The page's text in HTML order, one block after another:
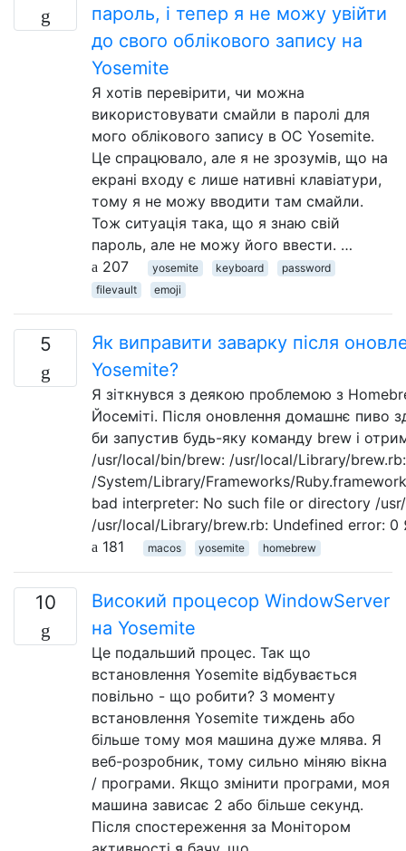
пароль, і тепер я не можу увійти
до свого облікового запису на
Yosemite
Я хотів перевірити, чи можна
використовувати смайли в паролі для
мого облікового запису в ОС Yosemite.
Це спрацювало, але я не зрозумів, що на
екрані входу є лише нативні клавіатури,
тому я не можу вводити там смайли.
Тож ситуація така, що я знаю свій
пароль, але не можу його ввести. …
207
yosemite keyboard
password
filevault
emoji
5
Як виправити заварку після
Yosemite?
Я зіткнувся з деякою проблемою з
Йосеміті. Після оновлення домашнє пиво
би запустив будь-яку команду brew і
/usr/local/bin/brew: /usr/local/Library/brew.rb:
/System/Library/Frameworks/
bad interpreter: No such file or directory /
/usr/local/Library/brew.rb: Undefined error: 0
181
macos yosemite homebrew
10
Високий процесор WindowServer
на Yosemite
Це подальший процес. Так що
встановлення Yosemite відбувається
повільно - що робити? З моменту
встановлення Yosemite тиждень або
більше тому моя машина дуже млява. Я
веб-розробник, тому сильно міняю вікна
/ програми. Якщо змінити програми, моя
машина зависає 2 або більше секунд.
Після спостереження за Монітором